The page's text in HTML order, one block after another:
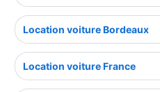
Location voiture Bordeaux
Location voiture France